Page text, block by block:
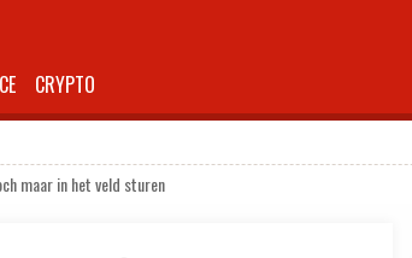
CRYPTO
maar in het veld sturen